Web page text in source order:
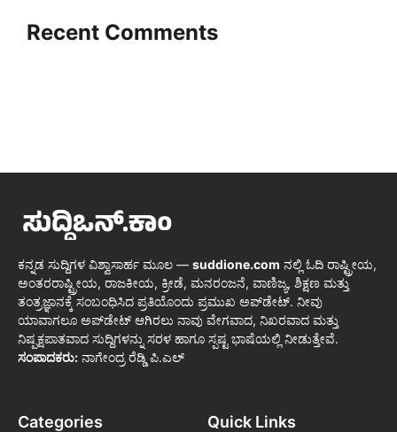
Recent Comments
ಕನ್ನಡ ಸುದ್ದಿಗಳ ವಿಶ್ವಾಸಾರ್ಹ ಮೂಲ — suddione.com ನಲ್ಲಿ ಓದಿ ರಾಷ್ಟ್ರೀಯ,
ಅಂತರರಾಷ್ಟ್ರೀಯ, ರಾಜಕೀಯ, ಕ್ರೀಡೆ, ಮನರಂಜನೆ, ವಾಣಿಜ್ಯ, ಶಿಕ್ಷಣ ಮತ್ತು
ತಂತ್ರಜ್ಞಾನಕ್ಕೆ ಸಂಬಂಧಿಸಿದ ಪ್ರತಿಯೊಂದು ಪ್ರಮುಖ ಅಪ್‌ಡೇಟ್. ನೀವು
ಯಾವಾಗಲೂ ಅಪ್‌ಡೇಟ್ ಆಗಿರಲು ನಾವು ವೇಗವಾದ, ನಿಖರವಾದ ಮತ್ತು
ನಿಷ್ಪಕ್ಷಪಾತವಾದ ಸುದ್ದಿಗಳನ್ನು ಸರಳ ಹಾಗೂ ಸ್ಪಷ್ಟ ಭಾಷೆಯಲ್ಲಿ ನೀಡುತ್ತೇವೆ.
ಸಂಪಾದಕರು: ನಾಗೇಂದ್ರ ರೆಡ್ಡಿ ಪಿ.ಎಲ್
Categories Quick Links